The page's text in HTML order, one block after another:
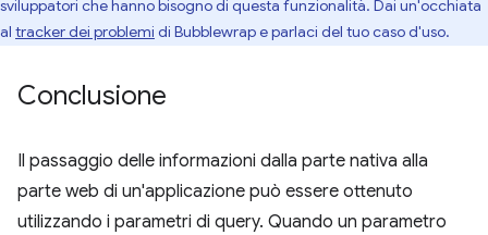
sviluppatori che hanno bisogno di questa funzionalità. Dai un'occhiata
al tracker dei problemi di Bubblewrap e parlaci del tuo caso d'uso.
Conclusione
Il passaggio delle informazioni dalla parte nativa alla
parte web di un'applicazione può essere ottenuto
utilizzando i parametri di query. Quando un parametro